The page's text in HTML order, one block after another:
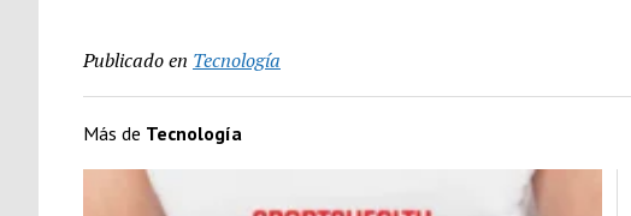
Publicado en Tecnología
Más de Tecnología